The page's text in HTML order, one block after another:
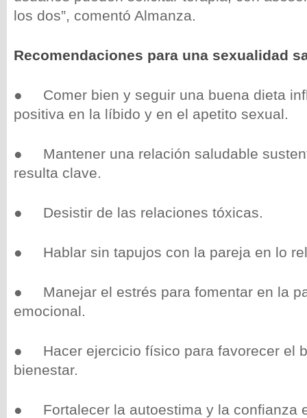
los dos”, comentó Almanza.
Recomendaciones para una sexualidad
● Comer bien y seguir una buena dieta
positiva en la líbido y en el apetito sexual.
● Mantener una relación saludable
resulta clave.
● Desistir de las relaciones tóxicas.
● Hablar sin tapujos con la pareja en lo
● Manejar el estrés para fomentar en la
emocional.
● Hacer ejercicio físico para favorecer el
bienestar.
● Fortalecer la autoestima y la confianza